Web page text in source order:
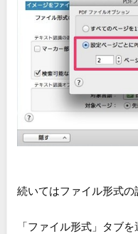
続いてはファイル形式の
「ファイル形式」タブ